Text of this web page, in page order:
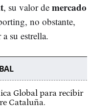
, su valor de mercado
no obstante,
su estrella.
Global para recibir
Cataluña.